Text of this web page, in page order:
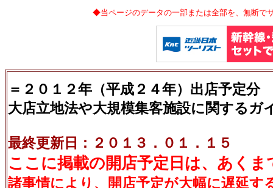
◆当ページのデータの一部または全部を、無断で
＝２０１２年（平成２４年）出店予定分
大店立地法や大規模集客施設に関する
最終更新日：２０１３．０１．１５
ここに掲載の開店予定日は、あく
諸事情により、開店予定が大幅に遅延